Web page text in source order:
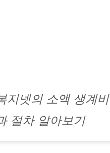
지넷의 소액 생계
절차 알아보기